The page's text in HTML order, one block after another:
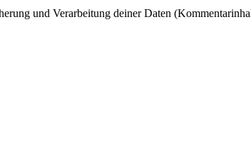
und Verarbeitung deiner Daten